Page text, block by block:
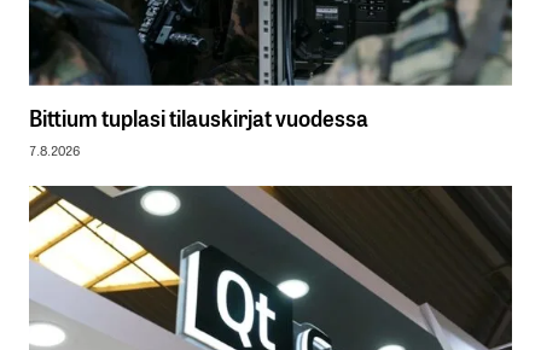
Bittium tuplasi tilauskirjat vuodessa
7.8.2026